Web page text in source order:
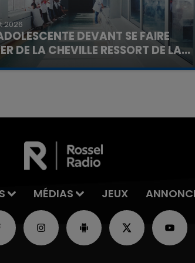
2026
DEVANT SE FAIRE
DE LA CHEVILLE RESSORT DE LA...
a porté plainte contre la clinique qui a
MÉDIAS JEUX